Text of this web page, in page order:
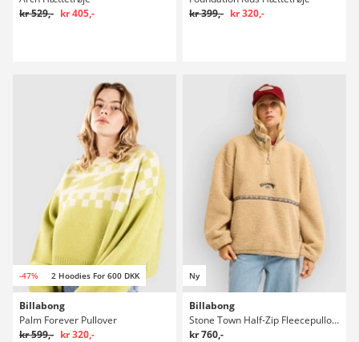
kr 529,- kr 405,-
kr 399,- kr 320,-
-47% 2 Hoodies For 600 DKK
Billabong
Palm Forever Pullover
kr 599,- kr 320,-
Ny
Billabong
Stone Town Half-Zip Fleecepullover
kr 760,-